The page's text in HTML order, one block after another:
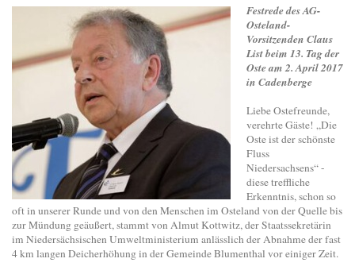
Festrede des AG-
Osteland-
Vorsitzenden Claus
List beim 13. Tag der
Oste am 2. April 2017
in Cadenberge
Liebe Ostefreunde,
verehrte Gäste! „Die
Oste ist der schönste
Fluss
Niedersachsens“ -
diese treffliche
Erkenntnis, schon so
oft in unserer Runde und von den Menschen im Osteland von der Quelle bis
zur Mündung geäußert, stammt von Almut Kottwitz, der Staatssekretärin
im Niedersächsischen Umweltministerium anlässlich der Abnahme der fast
4 km langen Deicherhöhung in der Gemeinde Blumenthal vor einiger Zeit.